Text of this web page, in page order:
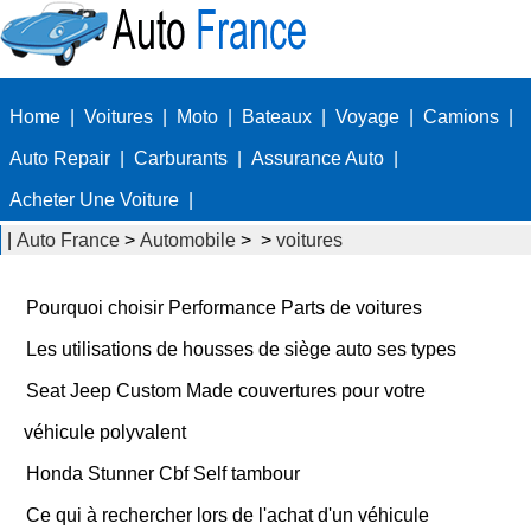
Home Voitures Moto Bateaux Voyage Camions
Auto Repair Carburants Assurance Auto
Acheter Une Voiture
Auto France > Automobile > > voitures
Pourquoi choisir Performance Parts de voitures
Les utilisations de housses de siège auto ses types
Seat Jeep Custom Made couvertures pour votre
véhicule polyvalent
Honda Stunner Cbf Self tambour
Ce qui à rechercher lors de l'achat d'un véhicule